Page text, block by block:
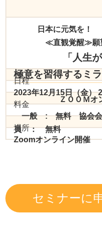
日本に元気を！
≪直観覚醒≫願望
「人生がスル
極意を習得するミ
ＺＯＯＭオ
日程
2023年12月15日（金）
料金
一般 : 無料 協会会員
員 ： 無料
場所
Zoomオンライン開催
セミナーに